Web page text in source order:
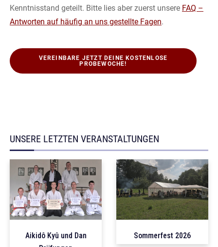
Kenntnisstand geteilt. Bitte lies aber zuerst unsere FAQ –
Antworten auf häufig an uns gestellte Fagen.
VEREINBARE JETZT DEINE KOSTENLOSE
PROBEWOCHE!
UNSERE LETZTEN VERANSTALTUNGEN
Aikidô Kyû und Dan
Sommerfest 2026